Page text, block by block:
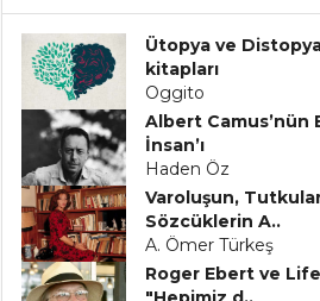
Ütopya ve
kitapları
Oggito
Albert Camus’nün
İnsan’ı
Haden Öz
Varoluşun,
Sözcüklerin A..
A. Ömer Türkeş
Roger Ebert ve